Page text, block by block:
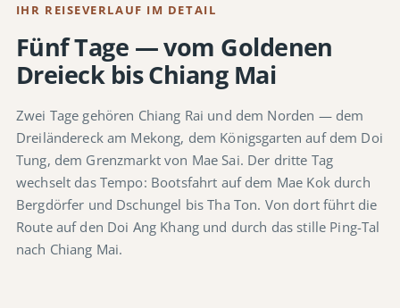
IHR REISEVERLAUF IM DETAIL
Fünf Tage — vom Goldenen
Dreieck bis Chiang Mai
Zwei Tage gehören Chiang Rai und dem Norden — dem
Dreiländereck am Mekong, dem Königsgarten auf dem Doi
Tung, dem Grenzmarkt von Mae Sai. Der dritte Tag
wechselt das Tempo: Bootsfahrt auf dem Mae Kok durch
Bergdörfer und Dschungel bis Tha Ton. Von dort führt die
Route auf den Doi Ang Khang und durch das stille Ping-Tal
nach Chiang Mai.